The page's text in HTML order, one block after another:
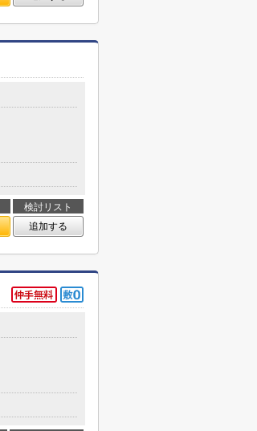
検討リスト
追加する